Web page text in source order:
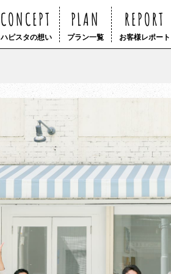
CONCEPT
ハピスタの想い
PLAN
プラン一覧
REPORT
お客様レポート